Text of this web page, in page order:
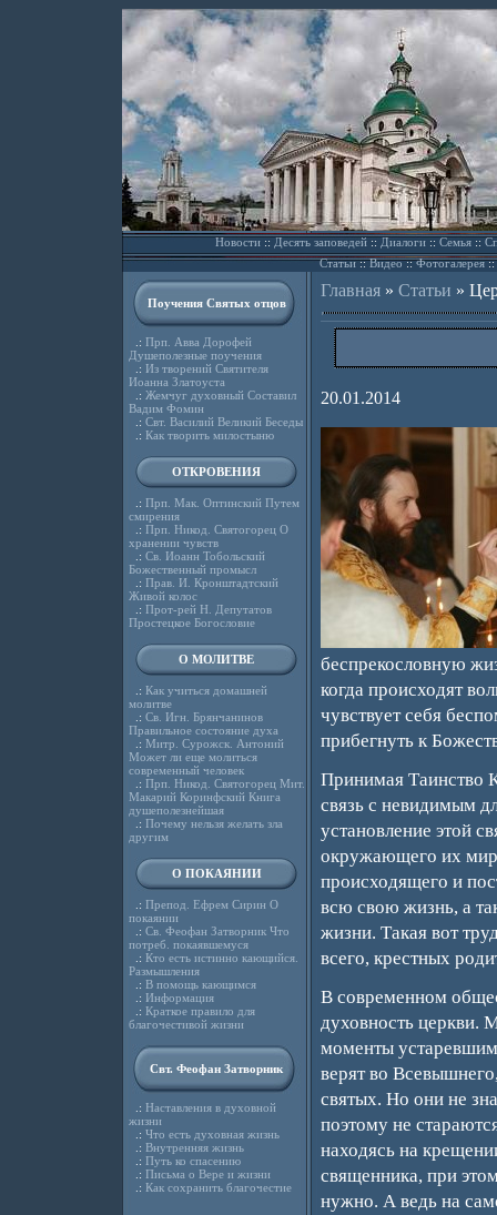
Новости::Десять заповедей::Диалоги::Семья::
Статьи::Видео ::Фотогалерея::
Поучения Святых отцов
.: Прп. Авва Дорофей
Душеполезные поучения
.: Из творений Святителя
Иоанна Златоуста
.: Жемчуг духовный Составил
Вадим Фомин
.: Свт. Василий Великий Беседы
.: Как творить милостыню
ОТКРОВЕНИЯ
.: Прп. Мак. Оптинский Путем
смирения
.: Прп. Никод. Святогорец О
хранении чувств
.: Св. Иоанн Тобольский
Божественный промысл
.: Прав. И. Кронштадтский
Живой колос
.: Прот-рей Н. Депутатов
Простецкое Богословие
О МОЛИТВЕ
.: Как учиться домашней
молитве
.: Св. Игн. Брянчанинов
Правильное состояние духа
.: Митр. Сурожск. Антоний
Может ли еще молиться
современный человек
.: Прп. Никод. Святогорец Мит.
Макарий Коринфский Книга
душеполезнейшая
.: Почему нельзя желать зла
другим
О ПОКАЯНИИ
.: Препод. Ефрем Сирин О
покаянии
.: Св. Феофан Затворник Что
потреб. покаявшемуся
.: Кто есть истинно кающийся.
Размышления
.: В помощь кающимся
.: Информация
.: Краткое правило для
благочестивой жизни
Свт. Феофан Затворник
.: Наставления в духовной
жизни
.: Что есть духовная жизнь
.: Внутренняя жизнь
.: Путь ко спасению
.: Письма о Вере и жизни
.: Как сохранить благочестие
Главная» Статьи »
20.01.2014
беспрекословную
когда происходят
чувствует себя
прибегнуть к
Принимая Таинство
связь с невидимым
установление этой
окружающего их
происходящего и
всю свою жизнь, а
жизни. Такая вот
всего, крестных
В современном
духовность церкви.
моменты
верят во
святых. Но они не
поэтому не
находясь на
священника, при
нужно. А ведь на